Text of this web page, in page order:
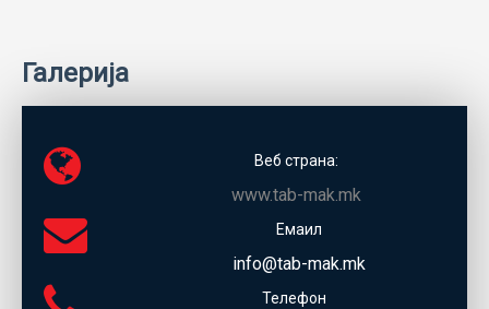
Галерија
Веб страна:
www.tab-mak.mk
Емаил
info@tab-mak.mk
Телефон